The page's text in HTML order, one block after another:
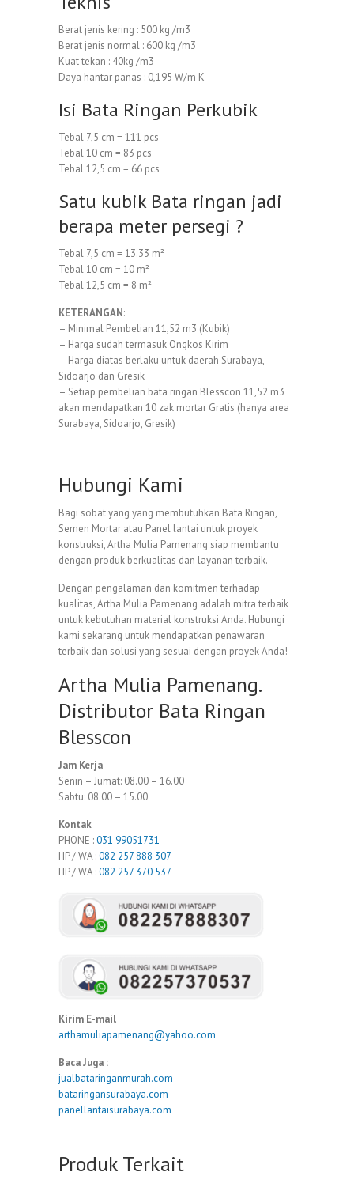
Berat jenis kering : 500 kg /m3
Berat jenis normal : 600 kg /m3
Kuat tekan : 40kg /m3
Daya hantar panas : 0,195 W/m K
Isi Bata Ringan Perkubik
Tebal 7,5 cm = 111 pcs
Tebal 10 cm = 83 pcs
Tebal 12,5 cm = 66 pcs
Satu kubik Bata ringan jadi
berapa meter persegi ?
Tebal 7,5 cm = 13.33 m²
Tebal 10 cm = 10 m²
Tebal 12,5 cm = 8 m²
KETERANGAN:
– Minimal Pembelian 11,52 m3 (Kubik)
– Harga sudah termasuk Ongkos Kirim
– Harga diatas berlaku untuk daerah Surabaya,
Sidoarjo dan Gresik
– Setiap pembelian bata ringan Blesscon 11,52 m3
akan mendapatkan 10 zak mortar Gratis (hanya area
Surabaya, Sidoarjo, Gresik)
Hubungi Kami
Bagi sobat yang yang membutuhkan Bata Ringan,
Semen Mortar atau Panel lantai untuk proyek
konstruksi, Artha Mulia Pamenang siap membantu
dengan produk berkualitas dan layanan terbaik.
Dengan pengalaman dan komitmen terhadap
kualitas, Artha Mulia Pamenang adalah mitra terbaik
untuk kebutuhan material konstruksi Anda. Hubungi
kami sekarang untuk mendapatkan penawaran
terbaik dan solusi yang sesuai dengan proyek Anda!
Artha Mulia Pamenang.
Distributor Bata Ringan
Blesscon
Jam Kerja
Senin – Jumat: 08.00 – 16.00
Sabtu: 08.00 – 15.00
Kontak
PHONE :031 99051731
HP / WA :082 257 888 307
HP / WA :082 257 370 537
Kirim E-mail
arthamuliapamenang@yahoo.com
Baca Juga :
jualbataringanmurah.com
bataringansurabaya.com
panellantaisurabaya.com
Produk Terkait